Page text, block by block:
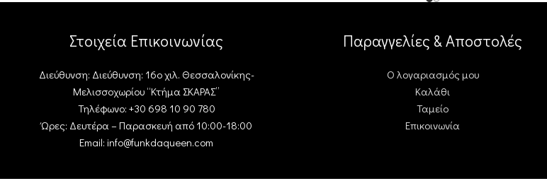
Στοιχεία Επικοινωνίας
Διεύθυνση: Διεύθυνση: 16ο χιλ. Θεσσαλονίκης-
Μελισσοχωρίου “Κτήμα ΣΚΑΡΑΣ”
Τηλέφωνο: +30 698 10 90 780
Ώρες: Δευτέρα – Παρασκευή από 10:00-18:00
Email: info@funkdaqueen.com
Παραγγελίες & Αποστολές
Ο λογαριασμός μου
Καλάθι
Ταμείο
Επικοινωνία